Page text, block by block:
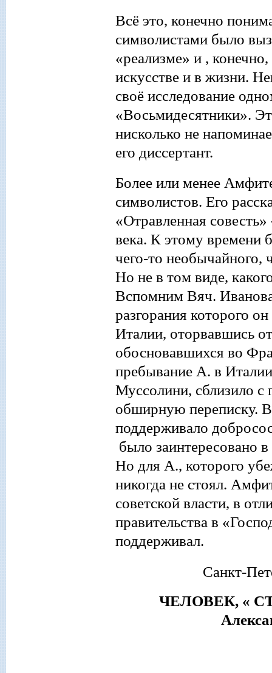
Всё это, конечно
символистами было
«реализме» и ,
искусстве и в жизни.
своё исследование
«Восьмидесятники».
нисколько не
его диссертант.
Более или менее
символистов. Его
«Отравленная совесть»
века. К этому времени
чего-то необычайного,
Но не в том виде,
Вспомним Вяч.
разгорания которого
Италии, оторвавшись
обосновавшихся во
пребывание А. в
Муссолини, сблизило
обширную переписку. В
поддерживало
было заинтересовано
Но для А., которого
никогда не стоял.
советской власти, в
правительства в
поддерживал.
Санкт-
ЧЕЛОВЕК, «
Александр